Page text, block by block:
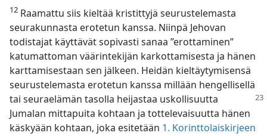
12 Raamattu siis kieltää kristittyjä seurustelemasta
seurakunnasta erotetun kanssa. Niinpä Jehovan
todistajat käyttävät sopivasti sanaa ”erottaminen”
katumattoman väärintekijän karkottamisesta ja hänen
karttamisestaan sen jälkeen. Heidän kieltäytymisensä
seurustelemasta erotetun kanssa millään hengellisellä
tai seuraelämän tasolla heijastaa uskollisuutta
Jumalan mittapuita kohtaan ja tottelevaisuutta hänen
käskyään kohtaan, joka esitetään 1. Korinttolaiskirjeen